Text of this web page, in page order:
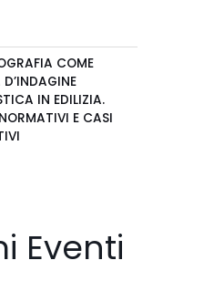
COME
IN EDILIZIA.
E CASI
Eventi